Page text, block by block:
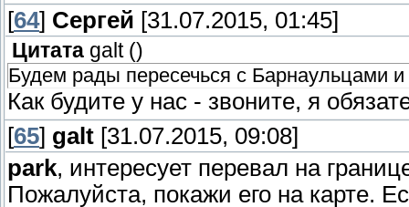
[64] Сергей [31.07.2015, 01:45]
Цитата galt()
Будем рады пересечься с Барнаульцами и
Как будите у нас - звоните, я
[65] galt [31.07.2015, 09:08]
park, интересует перевал на
Пожалуйста, покажи его на карте.